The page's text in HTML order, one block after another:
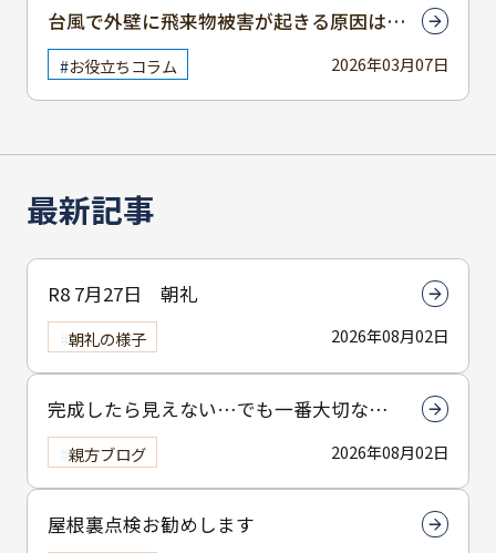
最新記事
R8 7月27日 朝礼
2026年08月02日
朝礼の様子
完成したら見えない…でも一番大切なん
は下塗りです
2026年08月02日
親方ブログ
屋根裏点検お勧めします
2026年03月07日
台風で外壁に飛来物被害が起きる原因は？
補修の流れもご紹介
お役立ちコラム